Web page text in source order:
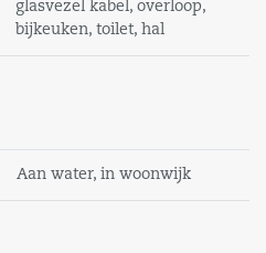
gerust contact met ons
glasvezel kabel, overloop,
bijkeuken, toilet, hal
Aan water, in woonwijk